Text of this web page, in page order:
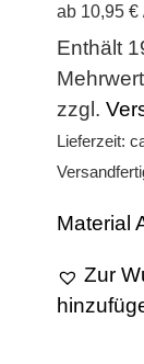
ab 10,95 €
Enthält
zzgl.
Lieferzeit:
Material
Zur